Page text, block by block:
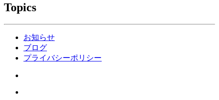
Topics
お知らせ
ブログ
プライバシーポリシー